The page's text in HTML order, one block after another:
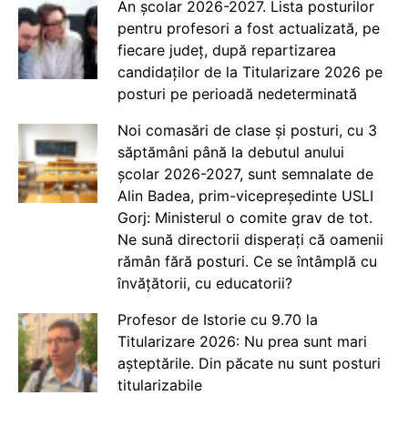
An școlar 2026-2027. Lista posturilor
pentru profesori a fost actualizată, pe
fiecare județ, după repartizarea
candidaților de la Titularizare 2026 pe
posturi pe perioadă nedeterminată
Noi comasări de clase și posturi, cu 3
săptămâni până la debutul anului
școlar 2026-2027, sunt semnalate de
Alin Badea, prim-vicepreședinte USLI
Gorj: Ministerul o comite grav de tot.
Ne sună directorii disperați că oamenii
rămân fără posturi. Ce se întâmplă cu
învățătorii, cu educatorii?
Profesor de Istorie cu 9.70 la
Titularizare 2026: Nu prea sunt mari
așteptările. Din păcate nu sunt posturi
titularizabile